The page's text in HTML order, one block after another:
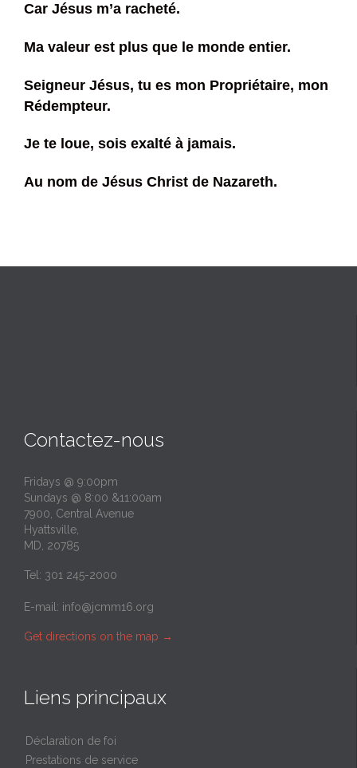
Car Jésus m’a racheté.
Ma valeur est plus que le monde entier.
Seigneur Jésus, tu es mon Propriétaire, mon
Rédempteur.
Je te loue, sois exalté à jamais.
Au nom de Jésus Christ de Nazareth.
Contactez-nous
Fridays @ 9:00pm
Sundays @ 8:00 &11:00am
7900, Central Avenue
Hyattsville,
MD, 20785
Tel: 301 245-2000
E-mail: info@jcmm16.org
Get directions on the map →
Liens principaux
Déclaration de foi
Prestations de service